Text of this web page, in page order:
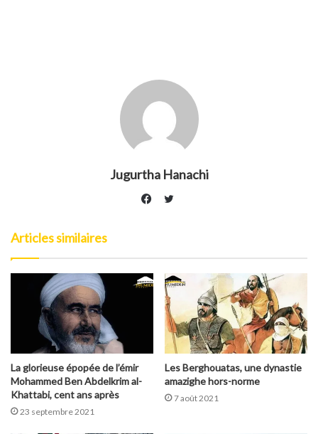
Jugurtha Hanachi
Twitter
Articles similaires
La glorieuse épopée de l’émir
Mohammed Ben Abdelkrim al-
Khattabi, cent ans après
23 septembre 2021
Les Berghouatas, une dynastie
amazighe hors-norme
7 août 2021